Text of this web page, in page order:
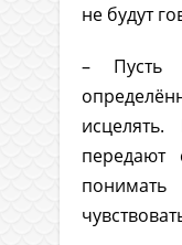
не будут
– Пусть
передают
понимать